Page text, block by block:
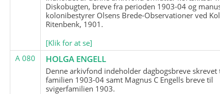
Diskobugten, breve fra perioden 1903-04 og
kolonibestyrer Olsens Brede-Observationer ved
Ritenbenk, 1901.
[Klik for at se]
A 080
HOLGA ENGELL
Denne arkivfond indeholder dagbogsbreve skrevet
familien 1903-04 samt Magnus C Engells breve til
svigerfamilien 1903.